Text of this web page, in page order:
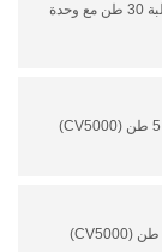
اكينة تصنيع الكتل الثلجية الصلبة 30 طن مع وحدة